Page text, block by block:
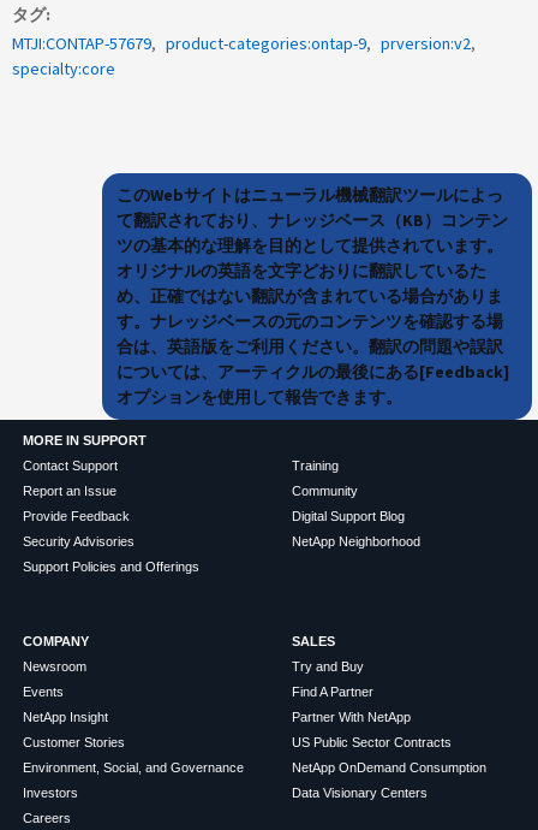
タグ
MTJI:CONTAP-57679
product-categories:ontap-9
prversion:v2
specialty:core
このWebサイトはニューラル機械翻訳ツールによっ
て翻訳されており、ナレッジベース（KB）コンテン
ツの基本的な理解を目的として提供されています。
オリジナルの英語を文字どおりに翻訳しているた
め、正確ではない翻訳が含まれている場合がありま
す。ナレッジベースの元のコンテンツを確認する場
合は、英語版をご利用ください。翻訳の問題や誤訳
については、アーティクルの最後にある[Feedback]
オプションを使用して報告できます。
MORE IN SUPPORT
Contact Support
Report an Issue
Provide Feedback
Security Advisories
Support Policies and Offerings
Training
Community
Digital Support Blog
NetApp Neighborhood
COMPANY
Newsroom
Events
NetApp Insight
Customer Stories
Environment, Social, and Governance
Investors
Careers
SALES
Try and Buy
Find A Partner
Partner With NetApp
US Public Sector Contracts
NetApp OnDemand Consumption
Data Visionary Centers